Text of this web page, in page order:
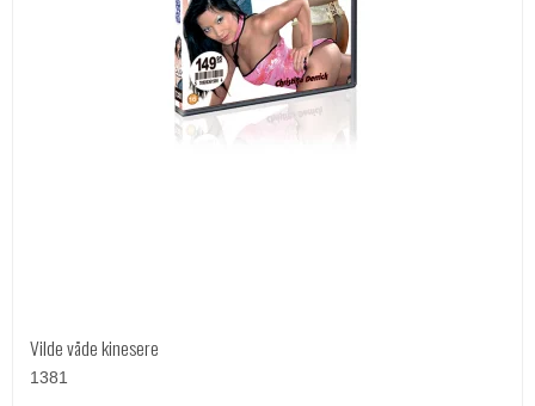
Vilde våde kinesere
1381